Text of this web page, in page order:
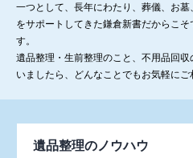
一つとして、長年にわたり、葬儀、お
をサポートしてきた鎌倉新書だからこ
す。
遺品整理・生前整理のこと、不用品回
いましたら、どんなことでもお気軽にご
遺品整理のノウハウ